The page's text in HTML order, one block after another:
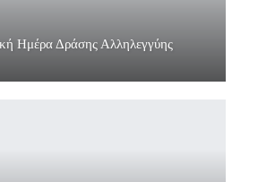
Ημέρα Δράσης Αλληλεγγύης